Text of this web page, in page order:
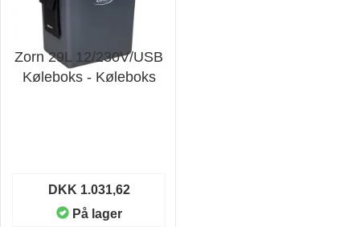
Zorn 29L 12/230V/USB
Køleboks - Køleboks
DKK 1.031,62
På lager